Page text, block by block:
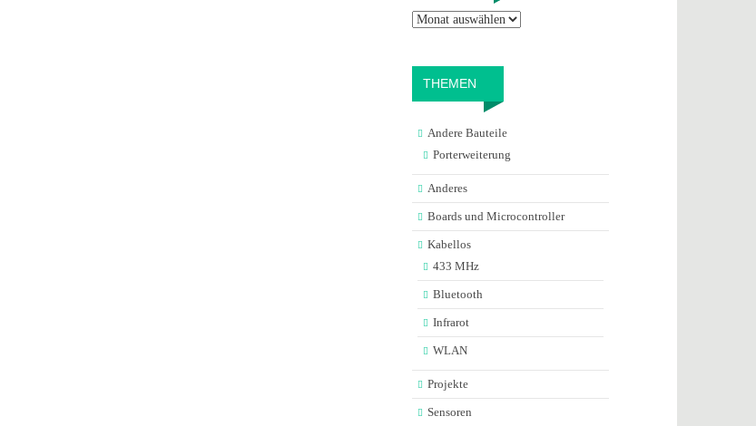
THEMEN
Andere Bauteile
Porterweiterung
Anderes
Boards und Microcontroller
Kabellos
433 MHz
Bluetooth
Infrarot
WLAN
Projekte
Sensoren